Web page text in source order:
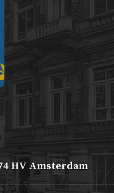
HV Amsterdam